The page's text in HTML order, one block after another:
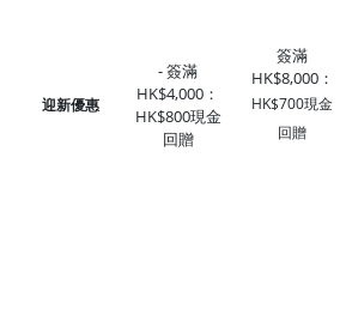
迎新優惠
- 簽滿
HK$4,000：
HK$800現金
回贈
簽滿
HK$8,000：
HK$700現金
回贈